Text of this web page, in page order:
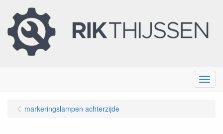
Menu
markeringslampen achterzijde